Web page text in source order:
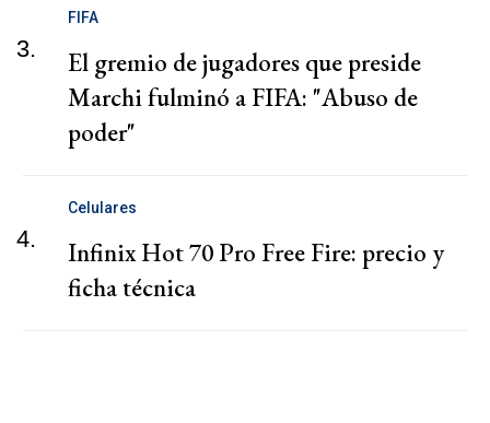
3.
FIFA
El gremio de jugadores que preside
Marchi fulminó a FIFA: "Abuso de
poder"
4.
Celulares
Infinix Hot 70 Pro Free Fire: precio y
ficha técnica